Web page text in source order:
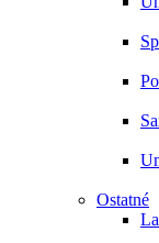
Ostatné